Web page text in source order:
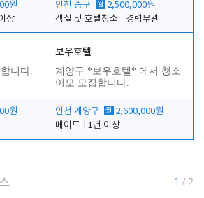
원
상
인천 중구 월 2,500,000원
객실 및 호텔청소
경력무관
니다.
원
보우호텔
계양구 *보우호텔* 에서 청소
이모 모집합니다.
인천 계양구 월 2,600,000원
메이드
1년 이상
1 / 2